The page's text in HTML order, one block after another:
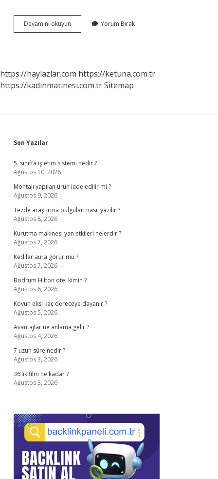
Devamını okuyun
Tane
Kadar
Yorum Bırak
https://haylazlar.com https://ketuna.com.tr
https://kadinmatinesi.com.trSitemap
Sidebar
Son Yazılar
5. sınıfta işletim sistemi nedir ?
Ağustos 10, 2026
Montajı yapılan ürün iade edilir mi ?
Ağustos 9, 2026
Tezde araştırma bulguları nasıl yazılır ?
Ağustos 8, 2026
Kurutma makinesi yan etkileri nelerdir ?
Ağustos 7, 2026
Kediler aura görür mü ?
Ağustos 7, 2026
Bodrum Hilton otel kimin ?
Ağustos 6, 2026
Koyun eksi kaç dereceye dayanır ?
Ağustos 5, 2026
Avantajlar ne anlama gelir ?
Ağustos 4, 2026
7 uzun sûre nedir ?
Ağustos 3, 2026
36’lık film ne kadar ?
Ağustos 3, 2026